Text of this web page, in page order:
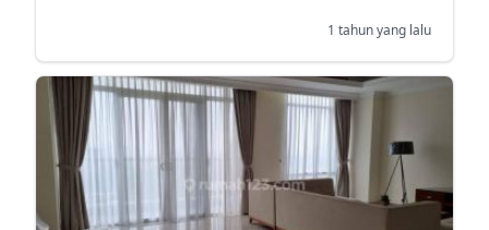
1 tahun yang lalu